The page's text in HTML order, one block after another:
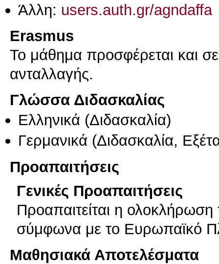
Άλλη: users.auth.gr/agndaffa
Erasmus
Το μάθημα προσφέρεται και
ανταλλαγής.
Γλώσσα Διδασκαλίας
Ελληνικά (Διδασκαλία)
Γερμανικά (Διδασκαλία,
Προαπαιτήσεις
Γενικές Προαπαιτήσεις
Προαπαιτείται η
σύμφωνα με το Ευρωπαϊκό
Μαθησιακά Αποτελέσματα